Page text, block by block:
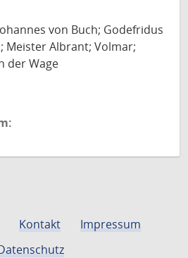
von Buch; Godefridus
Meister Albrant; Volmar;
der Wage
Kontakt
Impressum